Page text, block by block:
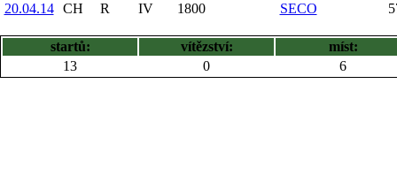
20.04.14
CH R IV 1800 SECO
startů: vítězství:
míst:
13
0 6